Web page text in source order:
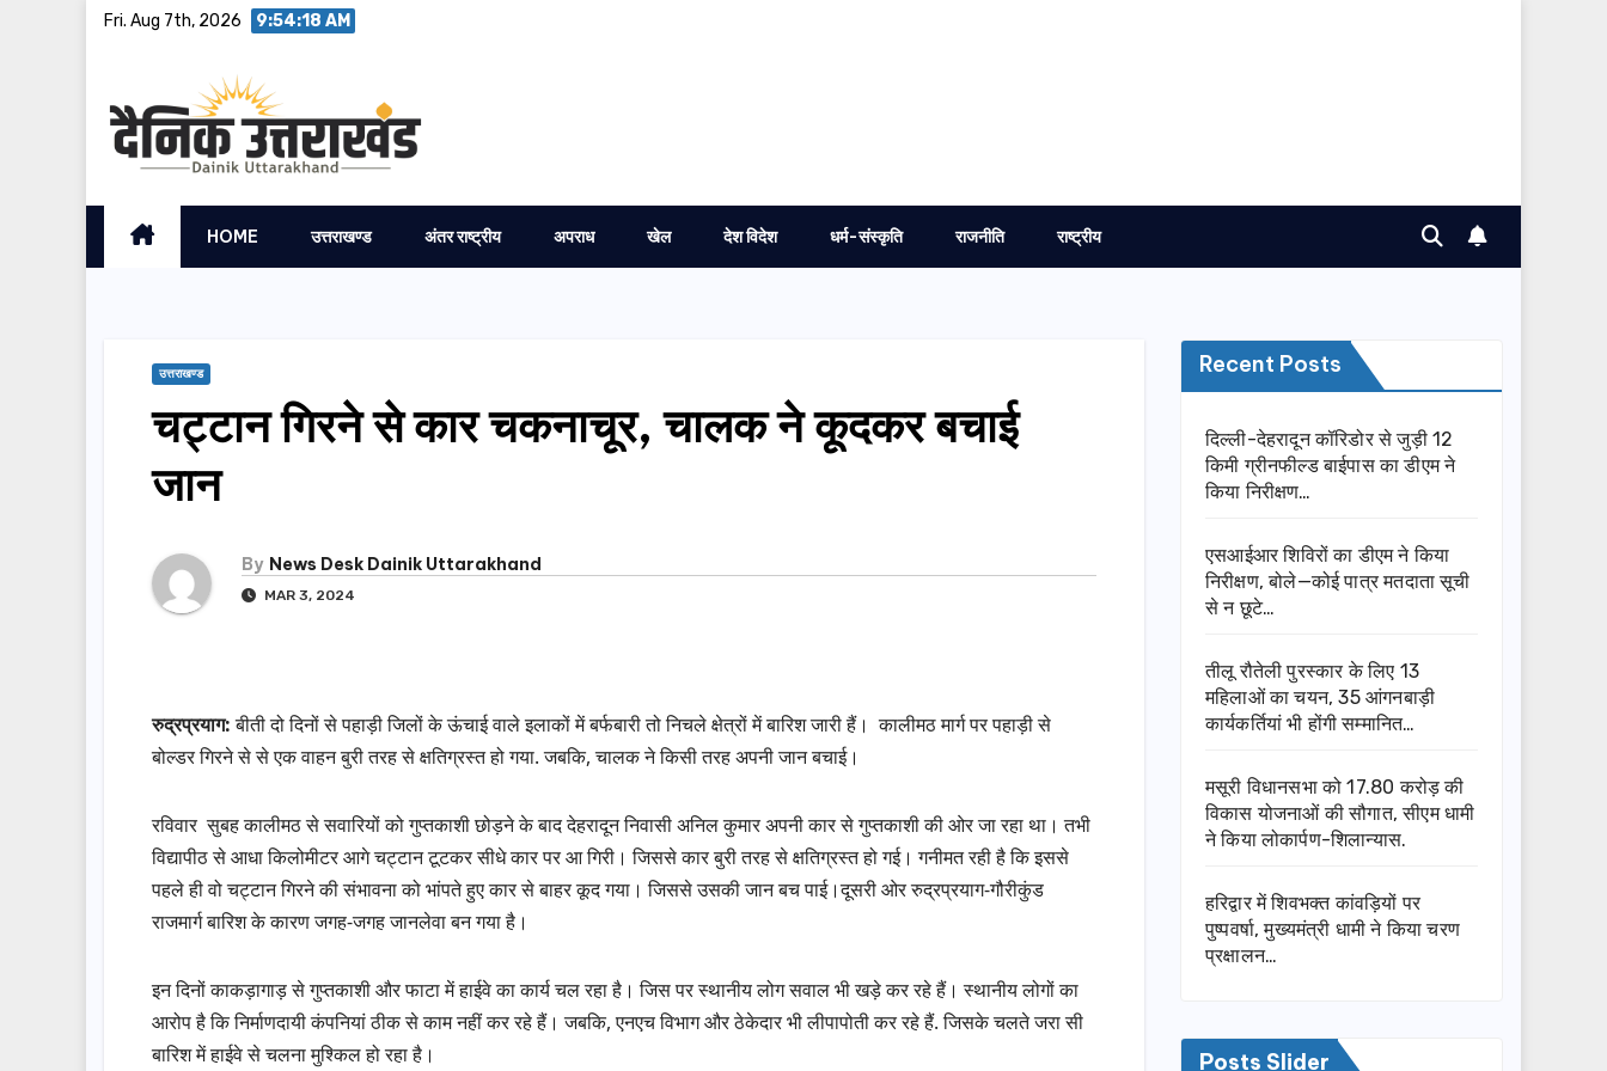
Fri. Aug 7th, 2026 9:54:19 AM
HOME उत्तराखण्ड अंतर राष्ट्रीय अपराध खेल देश विदेश धर्म-संस्कृति राजनीति राष्ट्रीय
उत्तराखण्ड
चट्टान गिरने से कार चकनाचूर, चालक ने कूदकर बचाई
जान
By News Desk Dainik Uttarakhand
MAR 3, 2024
रुद्रप्रयाग:बीती दो दिनों से पहाड़ी जिलों के ऊंचाई वाले इलाकों में बर्फबारी तो निचले क्षेत्रों में बारिश जारी हैं। कालीमठ मार्ग पर पहाड़ी से
बोल्डर गिरने से से एक वाहन बुरी तरह से क्षतिग्रस्त हो गया. जबकि, चालक ने किसी तरह अपनी जान बचाई।
रविवार सुबह कालीमठ से सवारियों को गुप्तकाशी छोड़ने के बाद देहरादून निवासी अनिल कुमार अपनी कार से गुप्तकाशी की ओर जा रहा था। तभी
विद्यापीठ से आधा किलोमीटर आगे चट्टान टूटकर सीधे कार पर आ गिरी। जिससे कार बुरी तरह से क्षतिग्रस्त हो गई। गनीमत रही है कि इससे
पहले ही वो चट्टान गिरने की संभावना को भांपते हुए कार से बाहर कूद गया। जिससे उसकी जान बच पाई।दूसरी ओर रुद्रप्रयाग-गौरीकुंड
राजमार्ग बारिश के कारण जगह-जगह जानलेवा बन गया है।
इन दिनों काकड़ागाड़ से गुप्तकाशी और फाटा में हाईवे का कार्य चल रहा है। जिस पर स्थानीय लोग सवाल भी खड़े कर रहे हैं। स्थानीय लोगों का
आरोप है कि निर्माणदायी कंपनियां ठीक से काम नहीं कर रहे हैं। जबकि, एनएच विभाग और ठेकेदार भी लीपापोती कर रहे हैं. जिसके चलते जरा सी
बारिश में हाईवे से चलना मुश्किल हो रहा है।
Recent Posts
दिल्ली-देहरादून कॉरिडोर से जुड़ी 12
किमी ग्रीनफील्ड बाईपास का डीएम ने
किया निरीक्षण…
एसआईआर शिविरों का डीएम ने किया
निरीक्षण, बोले—कोई पात्र मतदाता सूची
से न छूटे…
तीलू रौतेली पुरस्कार के लिए 13
महिलाओं का चयन, 35 आंगनबाड़ी
कार्यकर्तियां भी होंगी सम्मानित…
मसूरी विधानसभा को 17.80 करोड़ की
विकास योजनाओं की सौगात, सीएम धामी
ने किया लोकार्पण-शिलान्यास.
हरिद्वार में शिवभक्त कांवड़ियों पर
पुष्पवर्षा, मुख्यमंत्री धामी ने किया चरण
प्रक्षालन…
Posts Slider